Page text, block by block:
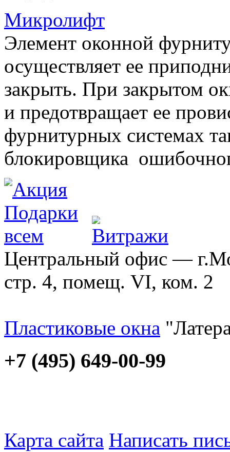
Микролифт
Элемент оконной
осуществляет ее
закрыть. При закрытом
и предотвращает ее
фурнитурных системах
блокировщика
Центральный офис —
стр. 4, помещ. VI, ком. 2
Пластиковые окна
+7 (495) 649-00-99
Карта сайта Написать